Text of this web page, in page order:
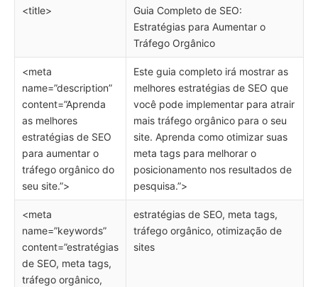
<title>
Guia Completo de SEO:
Estratégias para Aumentar o
Tráfego Orgânico
<meta
name=”description”
content=”Aprenda
as melhores
estratégias de SEO
para aumentar o
tráfego orgânico do
seu site.”>
Este guia completo irá mostrar as
melhores estratégias de SEO que
você pode implementar para atrair
mais tráfego orgânico para o seu
site. Aprenda como otimizar suas
meta tags para melhorar o
posicionamento nos resultados de
pesquisa.”>
<meta
name=”keywords”
content=”estratégias
de SEO, meta tags,
tráfego orgânico,
estratégias de SEO, meta tags,
tráfego orgânico, otimização de
sites